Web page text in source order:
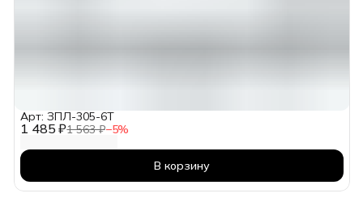
1 485 ₽1 563 ₽−5%
Арт: ЗПЛ-305-6Т
В корзину